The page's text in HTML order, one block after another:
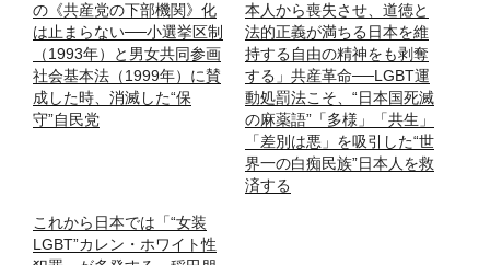
の《共産党の下部機関》化
は止まらない──小選挙区制
（1993年）と男女共同参画
社会基本法（1999年）に賛
成した時、消滅した“保
守”自民党
本人から喪失させ、道徳と
法的正義が満ちる日本を維
持する自由の精神をも剥奪
する」共産革命──LGBT運
動処罰法こそ、“日本国死滅
の麻薬語”「多様」「共生」
「差別は悪」を吸引した“世
界一の白痴民族”日本人を救
済する
これから日本では「“女装
LGBT”カレン・ホワイト性